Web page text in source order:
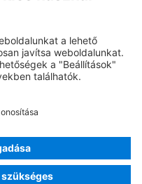
03.1 ID-Nr.: 204.2
Benz AG